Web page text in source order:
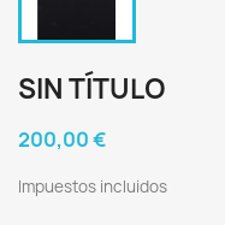
SIN TÍTULO
200,00 €
Impuestos incluidos